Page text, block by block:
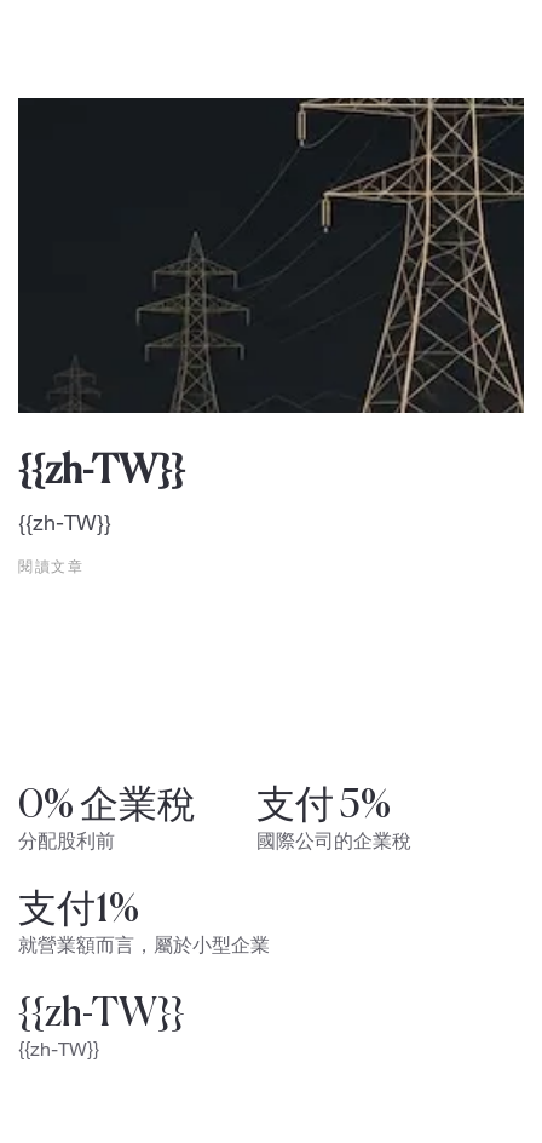
{{zh-TW}}
{{zh-TW}}
閱讀文章
0% 企業稅
分配股利前
支付 5%
國際公司的企業稅
支付1%
就營業額而言，屬於小型企業
{{zh-TW}}
{{zh-TW}}